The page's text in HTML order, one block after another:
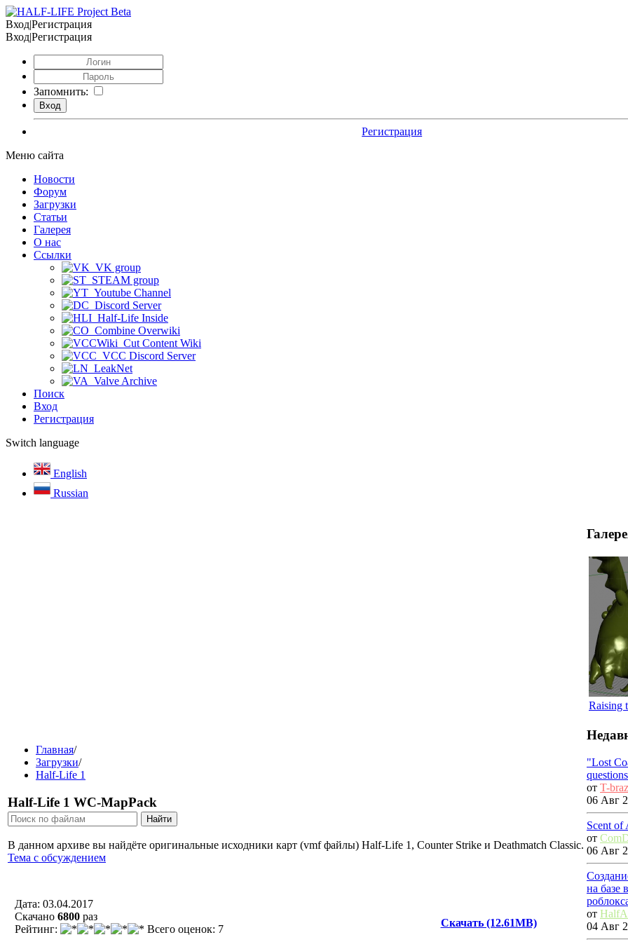
Вход|Регистрация
Вход|Регистрация
Запомнить:
Регистрация
Меню сайта
Новости
Форум
Загрузки
Статьи
Галерея
О нас
Ссылки
VK group
STEAM group
Youtube Channel
Discord Server
Half-Life Inside
Combine Overwiki
Cut Content Wiki
VCC Discord Server
LeakNet
Valve Archive
Поиск
Вход
Регистрация
Switch language
English
Russian
Главная/
Загрузки/
Half-Life 1
Half-Life 1 WC-MapPack
В данном архиве вы найдёте оригинальные исходники карт (vmf файлы) Half-Life 1, Counter Strike и Deathmatch Classic.
Тема с обсуждением
Дата: 03.04.2017
Скачано 6800 раз
Рейтинг:
Всего оценок: 7
Скачать (12.61MB)
Raising
"Lost
questions
от T-
06 Авг
Scent of
от
06 Авг
на базе
от
04 Авг